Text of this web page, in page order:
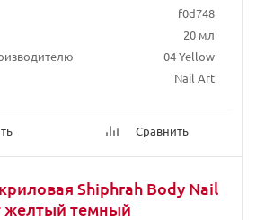
f0d748
20 мл
04 Yellow
Nail Art
Сравнить
Shiphrah Body Nail
желтый темный